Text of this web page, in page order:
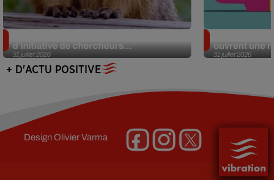
31 juillet 2026
d’initiative de chercheurs...
31 juillet 2026
ouvrent une
+ D'ACTU POSITIVE
DesignOlivier Varma